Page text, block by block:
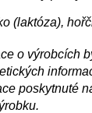
(laktóza),
o výrobcích
poskytnuté